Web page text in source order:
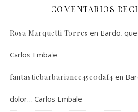
COMENTARIOS
Rosa Marquetti Torres en Bardo,
Carlos Embale
fantasticbarbariance45e0daf4 en
dolor… Carlos Embale